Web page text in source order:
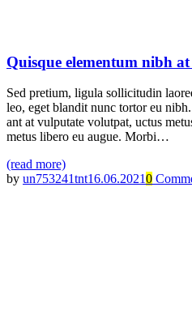
Quisque elementum nibh
Sed pretium, ligula sollicitudin
leo, eget blandit nunc tortor eu
ant at vulputate volutpat, uctus
metus libero eu augue. Morbi…
(read more)
by un753241tnt16.06.20210